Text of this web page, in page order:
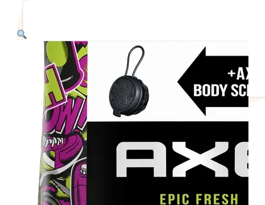
Geen producten in de winkelwagen.